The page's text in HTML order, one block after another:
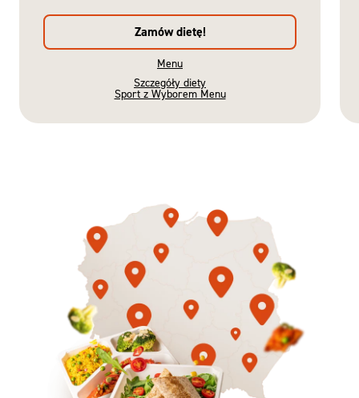
Zamów dietę!
Menu
Szczegóły diety
Sport z Wyborem Menu